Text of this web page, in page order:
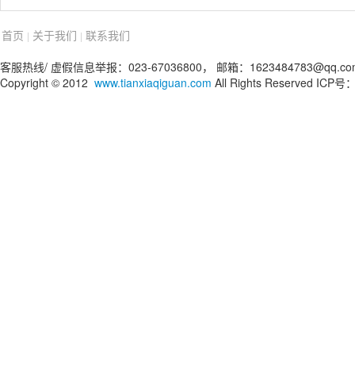
首页 | 关于我们 | 联系我们
客服热线/ 虚假信息举报：023-67036800， 邮箱：
Copyright © 2012 www.tianxiaqiguan.com All Rights Reserved ICP号